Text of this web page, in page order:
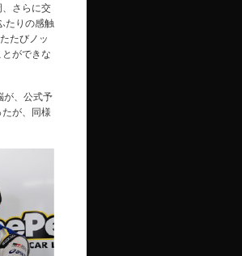
さらに交
たりの感触
たびノッ
ができな
が、公式予
が、同様